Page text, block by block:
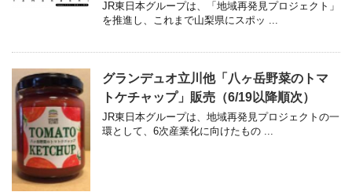
JR東日本グループは、「地域再発見プロジェクト」
を推進し、これまで山梨県にスポッ ...
グランデュオ立川他「八ヶ岳野菜のトマ
トケチャップ」販売（6/19以降順次）
JR東日本グループは、地域再発見プロジェクトの一
環として、6次産業化に向けたもの ...